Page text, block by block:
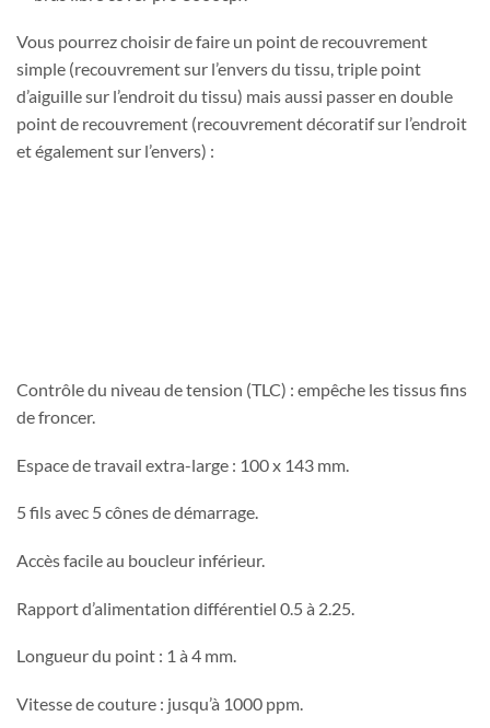
Vous pourrez choisir de faire un point de recouvrement
simple (recouvrement sur l’envers du tissu, triple point
d’aiguille sur l’endroit du tissu) mais aussi passer en double
point de recouvrement (recouvrement décoratif sur l’endroit
et également sur l’envers) :
Contrôle du niveau de tension (TLC) : empêche les tissus fins
de froncer.
Espace de travail extra-large : 100 x 143 mm.
5 fils avec 5 cônes de démarrage.
Accès facile au boucleur inférieur.
Rapport d’alimentation différentiel 0.5 à 2.25.
Longueur du point : 1 à 4 mm.
Vitesse de couture : jusqu’à 1000 ppm.